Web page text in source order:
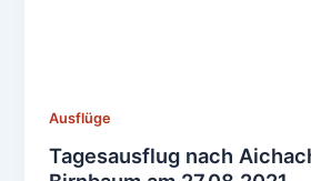
Ausflüge
Tagesausflug nach